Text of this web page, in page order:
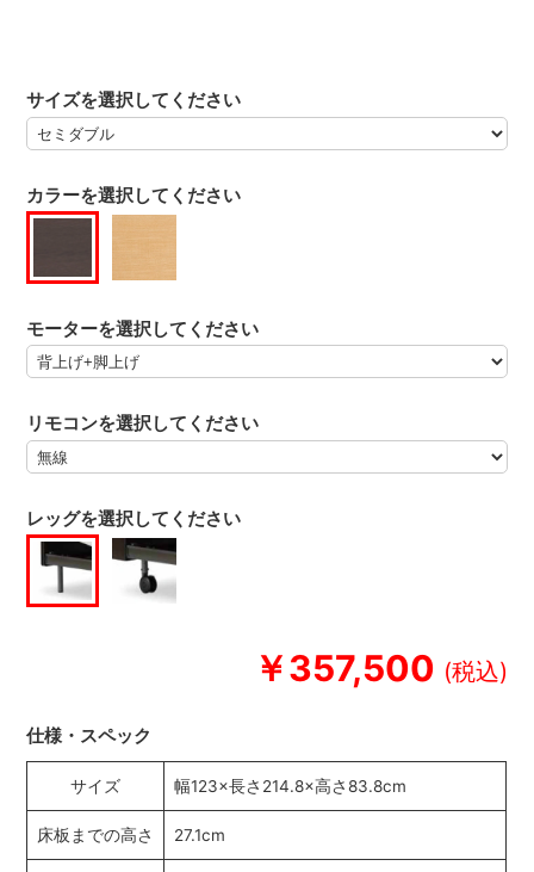
￥357,500
カラーを選択してください
サイズを選択してください
モーターを選択してください
リモコンを選択してください
レッグを選択してください
仕様・スペック
サイズ 幅123×長さ214.8×高さ83.8cm
床板までの高さ 27.1cm